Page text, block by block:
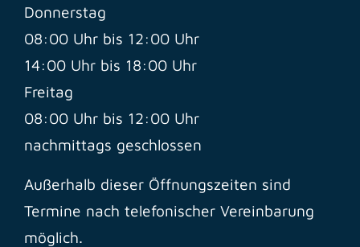
Donnerstag
08:00 Uhr bis 12:00 Uhr
14:00 Uhr bis 18:00 Uhr
Freitag
08:00 Uhr bis 12:00 Uhr
nachmittags geschlossen
Außerhalb dieser Öffnungszeiten sind
Termine nach telefonischer Vereinbarung
möglich.